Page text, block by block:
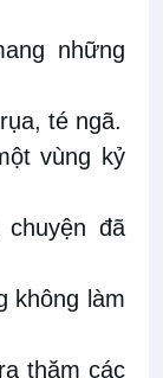
những
té ngã.
vùng kỷ
đã
không làm
thăm các